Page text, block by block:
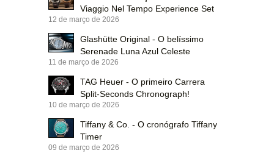
Viaggio Nel Tempo Experience Set
12 de março de 2026
Glashütte Original - O belíssimo
Serenade Luna Azul Celeste
11 de março de 2026
TAG Heuer - O primeiro Carrera
Split-Seconds Chronograph!
10 de março de 2026
Tiffany & Co. - O cronógrafo Tiffany
Timer
09 de março de 2026